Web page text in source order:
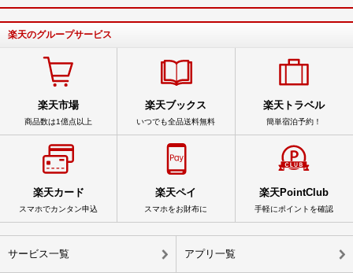
楽天のグループサービス
楽天市場
商品数は1億点以上
楽天ブックス
いつでも全品送料無料
楽天トラベル
簡単宿泊予約！
楽天カード
スマホでカンタン申込
楽天ペイ
スマホをお財布に
楽天PointClub
手軽にポイントを確認
サービス一覧 アプリ一覧